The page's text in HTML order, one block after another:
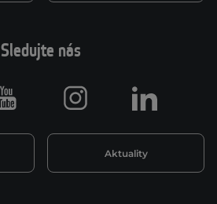
Sledujte nás
Aktuality
Youtube Instagram LinkedIn